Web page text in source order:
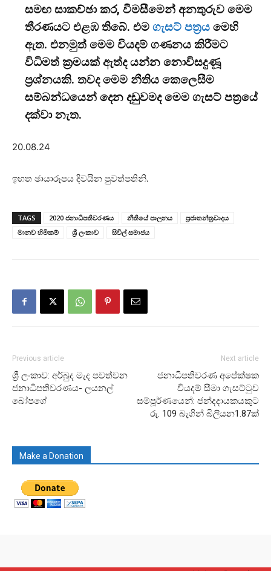
සමඟ සාකච්ඡා කර, වීමසීමෙන් අනතුරුව මෙම
තීරණයට එළඹ තිබේ. එම ගැසට් පත්‍රය මෙහි
ඇත. එනමුත් මෙම වියදම් ගණනය කිරීමට
විධිමත් ක්‍රමයක් ඇත්ද යන්න නොවිසදුණූ
ප්‍රශ්නයකි. තවද මෙම නීතිය කෙලෙසීම
සම්බන්ධයෙන් දෙන දඩුවමද මෙම ගැසට් පත්‍රයේ
දක්වා නැත.
20.08.24
ඉහත ඡායාරූපය දිවයින පුවත්පතිනි.
TAGS 2020 ජනාධිපතිවරණය නීතියේ පාලනය
ප්‍රජාතන්ත්‍රවාදය
මානව හිමිකම්
ශ්‍රී ලංකාව සිවිල් සමාජය
Previous article
ශ්‍රී ලංකාව: අර්බුද මැද පවත්වන
ජනාධිපතිවරණය- ලයනල්
බෝපගේ
Next article
ජනාධිපතිවරණ අපේක්ෂක
වියදම් සීමා ගැසට්ටුව
සම්පූර්ණයෙන්: ජන්දදායකයකුට
රු. 109 බැගින් බිලියන1.87ක්
Make a Donation